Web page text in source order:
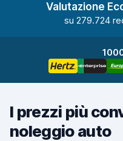
Valutazione
su 279.724
I prezzi più
noleggio auto